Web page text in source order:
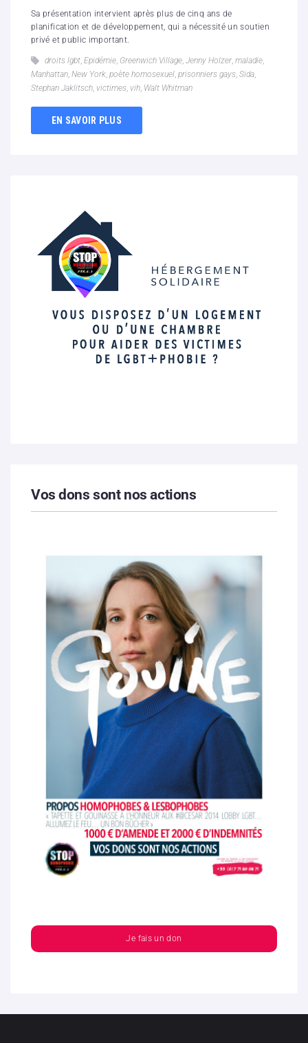
Sa présentation intervient après plus de cinq ans de
planification et de développement, qui a nécessité un soutien
privé et public important.
droits lgbt, Epidémie, Greenwich Village, Jenny Holzer, maladie,
Manhattan, New York, poète homosexuel, prisonniers gays, Sida,
Stephan Jaklitsch, victimes, vih, Walt Whitman
EN SAVOIR PLUS
Vos dons sont nos actions
Je fais un don